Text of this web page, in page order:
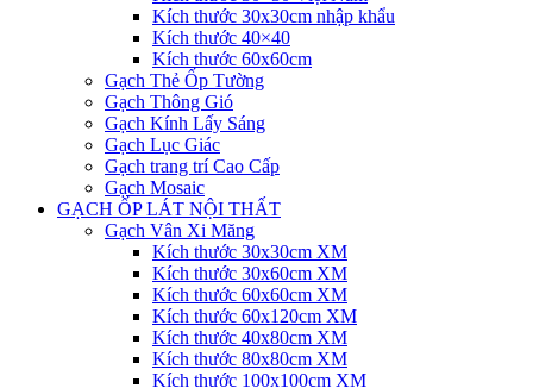
Kích thước 30x30cm nhập khẩu
Kích thước 40×40
Kích thước 60x60cm
Gạch Thẻ Ốp Tường
Gạch Thông Gió
Gạch Kính Lấy Sáng
Gạch Lục Giác
Gạch trang trí Cao Cấp
Gạch Mosaic
GẠCH ỐP LÁT NỘI THẤT
Gạch Vân Xi Măng
Kích thước 30x30cm XM
Kích thước 30x60cm XM
Kích thước 60x60cm XM
Kích thước 60x120cm XM
Kích thước 40x80cm XM
Kích thước 80x80cm XM
Kích thước 100x100cm XM